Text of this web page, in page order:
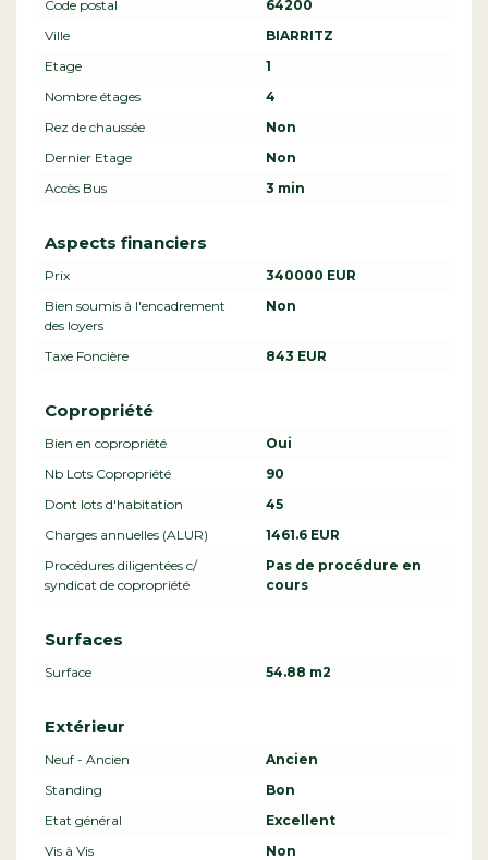
Code postal
64200
Ville
BIARRITZ
Etage
1
Nombre étages
4
Rez de chaussée
Non
Dernier Etage
Non
Accès Bus
3 min
Aspects financiers
Prix
340000 EUR
Bien soumis à l'encadrement
des loyers
Non
Taxe Foncière 843 EUR
Copropriété
Bien en copropriété
Oui
Nb Lots Copropriété
90
Dont lots d'habitation
45
Charges annuelles (ALUR)
1461.6 EUR
Procédures diligentées c/
syndicat de copropriété
Pas de procédure en
cours
Surfaces
Surface 54.88 m2
Extérieur
Neuf - Ancien
Ancien
Standing
Bon
Etat général
Excellent
Vis à Vis
Non